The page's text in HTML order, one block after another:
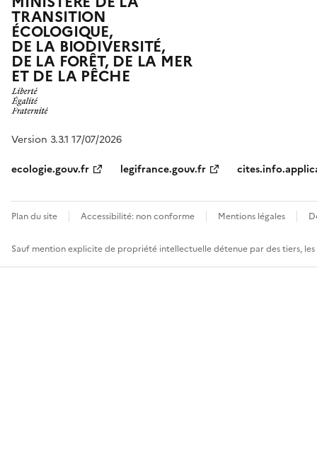
TRANSITION
ÉCOLOGIQUE,
DE LA BIODIVERSITÉ,
DE LA FORÊT, DE LA MER
ET DE LA PÊCHE
Version 3.3.1 17/07/2026
ecologie.gouv.fr
legifrance.gouv.fr
Plan du site Accessibilité: non conforme Mentions légales
Sauf mention explicite de propriété intellectuelle détenue par des tiers,